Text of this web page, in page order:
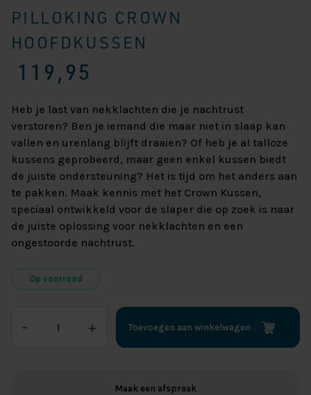
PILLOKING CROWN
HOOFDKUSSEN
119,95
Heb je last van nekklachten die je nachtrust
verstoren? Ben je iemand die maar niet in slaap kan
vallen en urenlang blijft draaien? Of heb je al talloze
kussens geprobeerd, maar geen enkel kussen biedt
de juiste ondersteuning? Het is tijd om het anders aan
te pakken. Maak kennis met het Crown Kussen,
speciaal ontwikkeld voor de slaper die op zoek is naar
de juiste oplossing voor nekklachten en een
ongestoorde nachtrust.
Op voorraad
–
Crown
+ Toevoegen aan winkelwagen
Maak een afspraak